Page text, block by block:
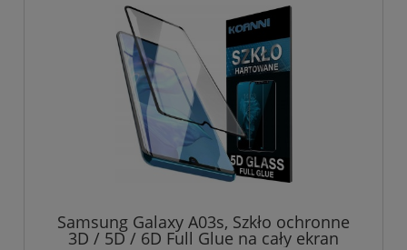
Samsung Galaxy A03s, Szkło ochronne
3D / 5D / 6D Full Glue na cały ekran